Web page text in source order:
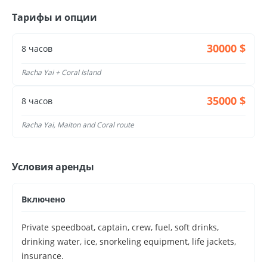
Тарифы и опции
8 часов 30000 $
Racha Yai + Coral Island
8 часов 35000 $
Racha Yai, Maiton and Coral route
Условия аренды
Включено
Private speedboat, captain, crew, fuel, soft drinks,
drinking water, ice, snorkeling equipment, life jackets,
insurance.